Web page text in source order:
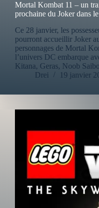
Mortal Kombat 11 – un
prochaine du Joker dans
Ce 28 janvier, les
pourront accueillir Joker
personnages de Mortal
l’univers DC embarque
Kitana, Geras, Noob
Drei
19 janvier